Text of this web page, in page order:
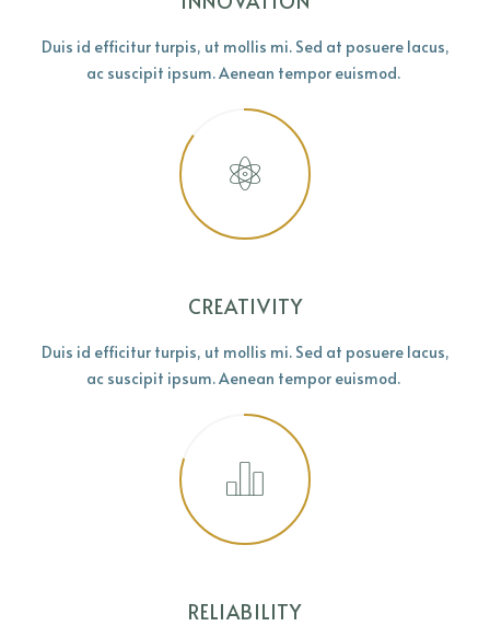
Duis id efficitur turpis, ut mollis mi. Sed at posuere lacus,
ac suscipit ipsum. Aenean tempor euismod.
CREATIVITY
Duis id efficitur turpis, ut mollis mi. Sed at posuere lacus,
ac suscipit ipsum. Aenean tempor euismod.
RELIABILITY